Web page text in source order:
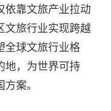
依靠文旅产业拉动
文旅行业实现跨越
全球文旅行业格
地，为世界可持
案。